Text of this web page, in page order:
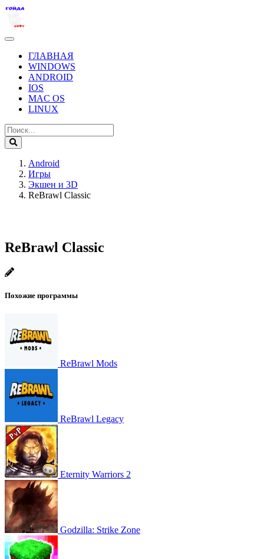
ГЛАВНАЯ
WINDOWS
ANDROID
IOS
MAC OS
LINUX
Android
Игры
Экшен и 3D
ReBrawl Classic
ReBrawl Classic
Похожие программы
ReBrawl Mods
ReBrawl Legacy
Eternity Warriors 2
Godzilla: Strike Zone